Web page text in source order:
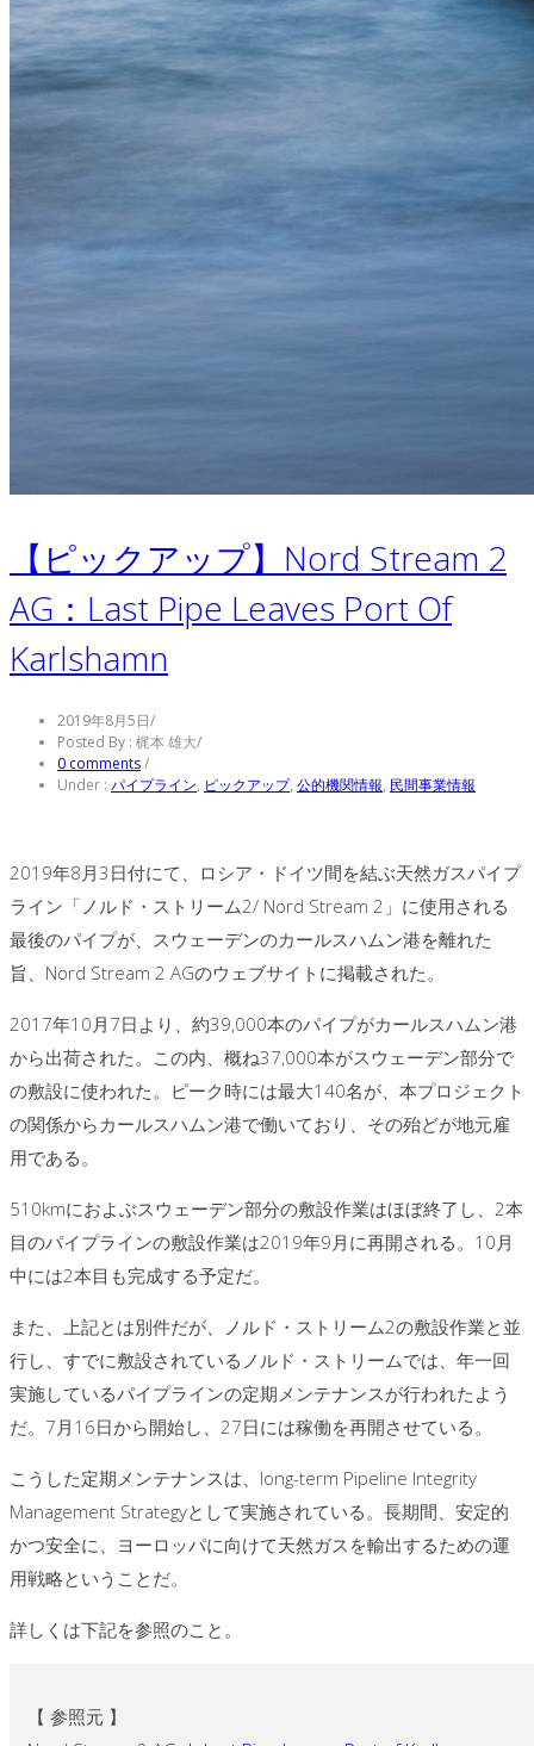
【ピックアップ】Nord Stream 2
AG：Last Pipe Leaves Port Of
Karlshamn
2019年8月5日/
Posted By : 梶本 雄大/
0 comments/
Under : パイプライン, ピックアップ, 公的機関情報, 民間事業情報
2019年8月3日付にて、ロシア・ドイツ間を結ぶ天然ガスパイプ
ライン「ノルド・ストリーム2/ Nord Stream 2」に使用される
最後のパイプが、スウェーデンのカールスハムン港を離れた
旨、Nord Stream 2 AGのウェブサイトに掲載された。
2017年10月7日より、約39,000本のパイプがカールスハムン港
から出荷された。この内、概ね37,000本がスウェーデン部分で
の敷設に使われた。ピーク時には最大140名が、本プロジェクト
の関係からカールスハムン港で働いており、その殆どが地元雇
用である。
510kmにおよぶスウェーデン部分の敷設作業はほぼ終了し、2本
目のパイプラインの敷設作業は2019年9月に再開される。10月
中には2本目も完成する予定だ。
また、上記とは別件だが、ノルド・ストリーム2の敷設作業と並
行し、すでに敷設されているノルド・ストリームでは、年一回
実施しているパイプラインの定期メンテナンスが行われたよう
だ。7月16日から開始し、27日には稼働を再開させている。
こうした定期メンテナンスは、long-term Pipeline Integrity
Management Strategyとして実施されている。長期間、安定的
かつ安全に、ヨーロッパに向けて天然ガスを輸出するための運
用戦略ということだ。
詳しくは下記を参照のこと。
【 参照元 】